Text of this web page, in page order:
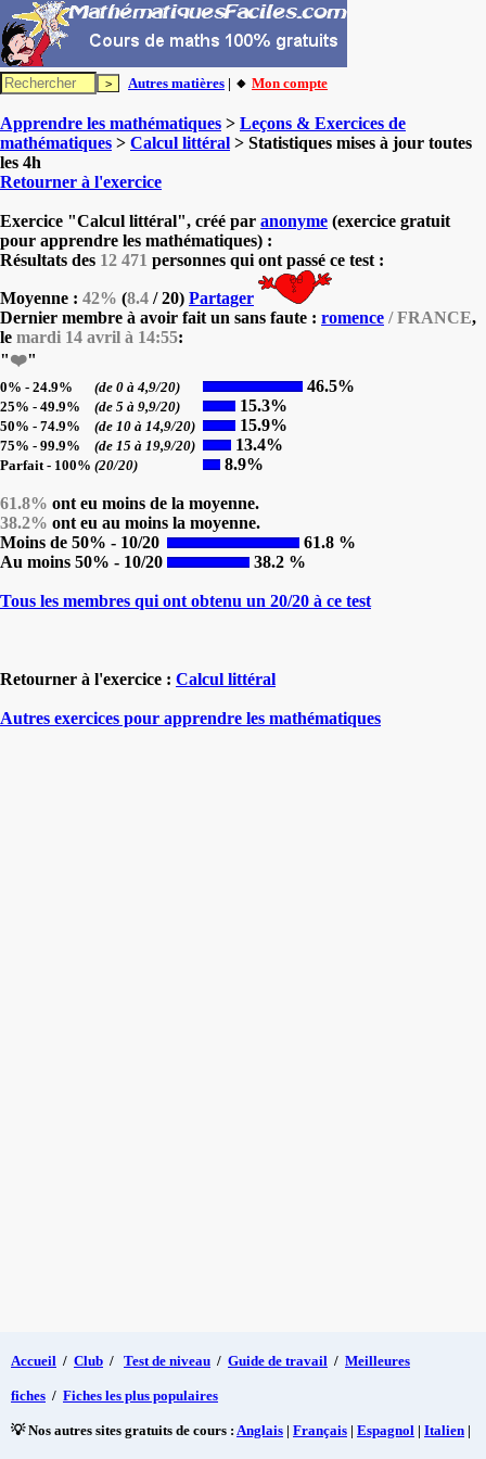
Autres matières | 🔸 Mon compte
Apprendre les mathématiques > Leçons & Exercices de
mathématiques > Calcul littéral > Statistiques mises à jour toutes
les 4h
Retourner à l'exercice
Exercice "Calcul littéral", créé par anonyme (exercice gratuit
pour apprendre les mathématiques) :
Résultats des 12 471 personnes qui ont passé ce test :
Moyenne : 42% (8.4 / 20) Partager
Dernier membre à avoir fait un sans faute : romence / FRANCE,
le mardi 14 avril à 14:55:
"❤️"
0% - 24.9% (de 0 à 4,9/20) 46.5%
25% - 49.9% (de 5 à 9,9/20) 15.3%
50% - 74.9% (de 10 à 14,9/20) 15.9%
75% - 99.9% (de 15 à 19,9/20) 13.4%
Parfait - 100% (20/20) 8.9%
61.8% ont eu moins de la moyenne.
38.2% ont eu au moins la moyenne.
Moins de 50% - 10/20
61.8 %
Au moins 50% - 10/20
38.2 %
Tous les membres qui ont obtenu un 20/20 à ce test
Retourner à l'exercice : Calcul littéral
Autres exercices pour apprendre les mathématiques
Accueil / Club / Test de niveau / Guide de travail / Meilleures
fiches / Fiches les plus populaires
💡 Nos autres sites gratuits de cours : Anglais | Français | Espagnol | Italien |